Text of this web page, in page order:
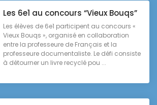
Les 6e1 au concours “Vieux Bouqs”
Les élèves de 6e1 participent au concours «
Vieux Bouqs », organisé en collaboration
entre la professeure de Français et la
professeure documentaliste. Le défi consiste
à détourner un livre recyclé pou ...